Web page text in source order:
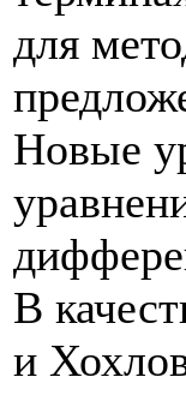
для
Новые
В
и